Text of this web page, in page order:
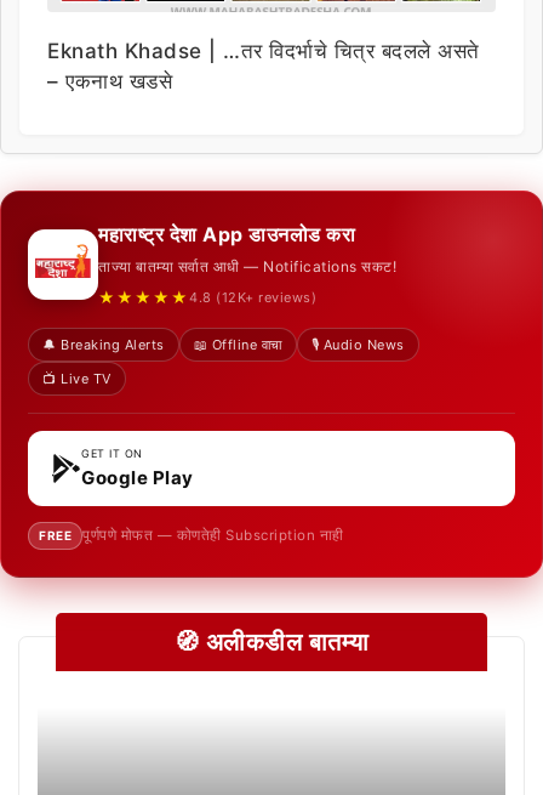
Eknath Khadse | …तर विदर्भाचे चित्र बदलले असते
– एकनाथ खडसे
महाराष्ट्र देशा App डाउनलोड करा
ताज्या बातम्या सर्वात आधी — Notifications सकट!
★★★★★ 4.8 (12K+ reviews)
🔔 Breaking Alerts 📖 Offline वाचा
🎙️ Audio News
📺 Live TV
GET IT ON
Google Play
FREE पूर्णपणे मोफत — कोणतेही Subscription नाही
🧭 अलीकडील बातम्या